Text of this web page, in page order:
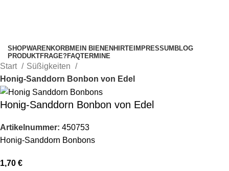
SHOPWARENKORBMEIN BIENENHIRTE IMPRESSUM BLOG
PRODUKTFRAGE?FAQTERMINE
Start
Süßigkeiten
Honig-Sanddorn Bonbon von Edel
Honig-Sanddorn Bonbon von Edel
Artikelnummer:450753
Honig-Sanddorn Bonbons
1,70€